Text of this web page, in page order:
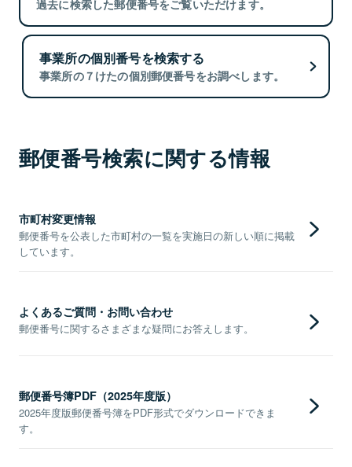
過去に検索した郵便番号をご覧いただけます。
事業所の個別番号を検索する
事業所の７けたの個別郵便番号をお調べします。
郵便番号検索に関する情報
市町村変更情報
郵便番号を公表した市町村の一覧を実施日の新しい順に掲載
しています。
よくあるご質問・お問い合わせ
郵便番号に関するさまざまな疑問にお答えします。
郵便番号簿PDF（2025年度版）
2025年度版郵便番号簿をPDF形式でダウンロードできま
す。